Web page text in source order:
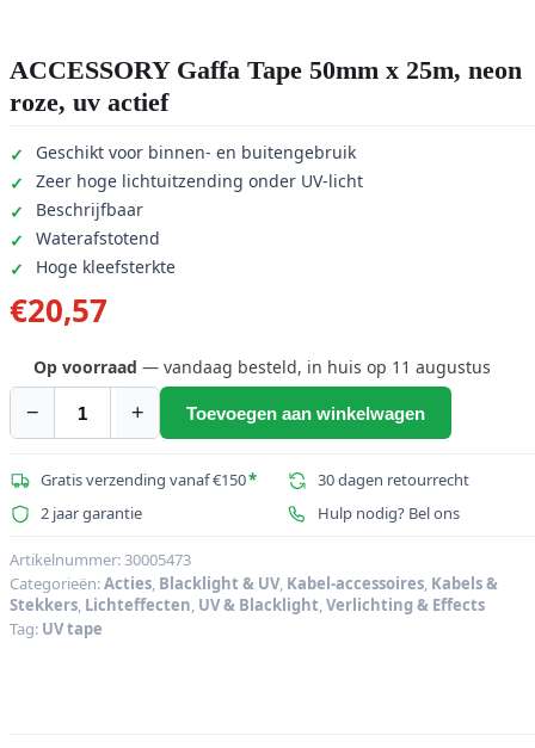
ACCESSORY Gaffa Tape 50mm x 25m, neon
roze, uv actief
Geschikt voor binnen- en buitengebruik
Zeer hoge lichtuitzending onder UV-licht
Beschrijfbaar
Waterafstotend
Hoge kleefsterkte
€20,57
Op voorraad — vandaag besteld, in huis op 11 augustus
−
ACCESSORY
Tape
50mm
25m,
neon
roze,
uv
+ Toevoegen aan winkelwagen
Gratis verzending vanaf €150*
30 dagen retourrecht
2 jaar garantie
Hulp nodig? Bel ons
Artikelnummer:30005473
Categorieën:Acties, Blacklight & UV, Kabel-accessoires, Kabels &
Stekkers, Lichteffecten, UV & Blacklight,Verlichting & Effects
Tag: UV tape